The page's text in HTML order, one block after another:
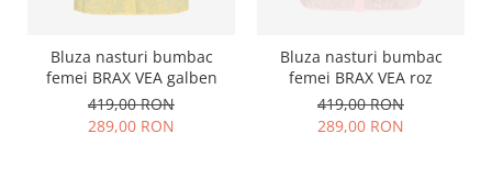
Bluza nasturi bumbac
femei BRAX VEA galben
419,00 RON
289,00 RON
Bluza nasturi bumbac
femei BRAX VEA roz
419,00 RON
289,00 RON